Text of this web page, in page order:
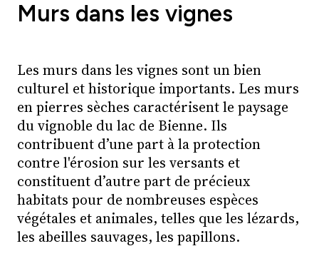
Murs dans les vignes
Les murs dans les vignes sont un bien
culturel et historique importants. Les murs
en pierres sèches caractérisent le paysage
du vignoble du lac de Bienne. Ils
contribuent d’une part à la protection
contre l'érosion sur les versants et
constituent d’autre part de précieux
habitats pour de nombreuses espèces
végétales et animales, telles que les lézards,
les abeilles sauvages, les papillons.